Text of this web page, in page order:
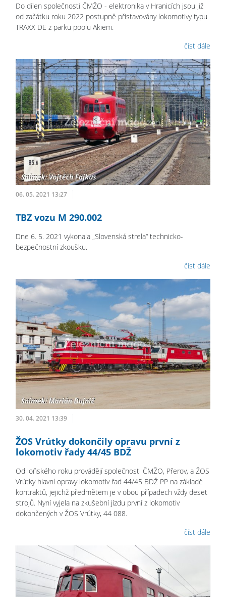
Do dílen společnosti ČMŽO - elektronika v Hranicích jsou již
od začátku roku 2022 postupně přistavovány lokomotivy typu
TRAXX DE z parku poolu Akiem.
číst dále
06. 05. 2021 13:27
TBZ vozu M 290.002
Dne 6. 5. 2021 vykonala „Slovenská strela“ technicko-
bezpečnostní zkoušku.
číst dále
30. 04. 2021 13:39
ŽOS Vrútky dokončily opravu první z
lokomotiv řady 44/45 BDŽ
Od loňského roku provádějí společnosti ČMŽO, Přerov, a ŽOS
Vrútky hlavní opravy lokomotiv řad 44/45 BDŽ PP na základě
kontraktů, jejichž předmětem je v obou případech vždy deset
strojů. Nyní vyjela na zkušební jízdu první z lokomotiv
dokončených v ŽOS Vrútky, 44 088.
číst dále